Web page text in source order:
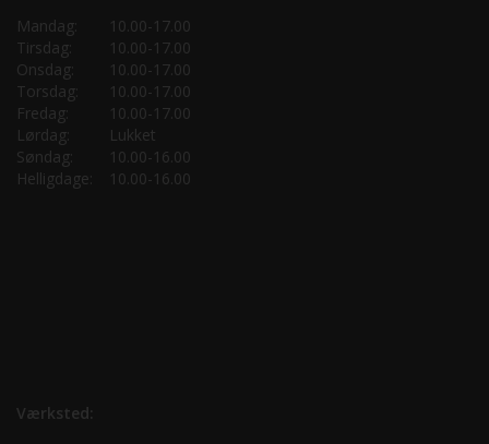
Mandag:
10.00-17.00
Tirsdag:
10.00-17.00
Onsdag:
10.00-17.00
Torsdag:
10.00-17.00
Fredag:
10.00-17.00
Lørdag:
Lukket
Søndag:
10.00-16.00
Helligdage:
10.00-16.00
Værksted: